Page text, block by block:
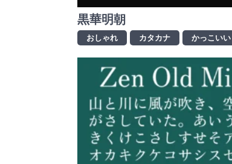
黒華明朝
おしゃれ カタカナ かっこいい